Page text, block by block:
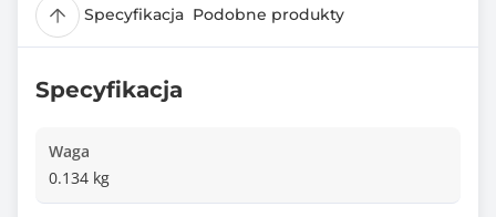
Specyfikacja Podobne produkty
Specyfikacja
Waga
0.134 kg